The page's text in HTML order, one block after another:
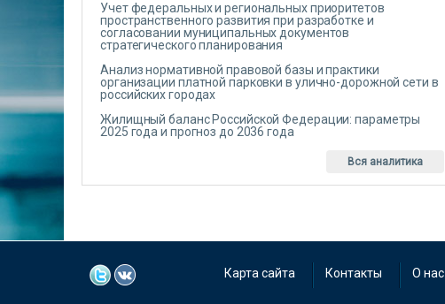
Учет федеральных и региональных приоритетов
пространственного развития при разработке и
согласовании муниципальных документов
стратегического планирования
Анализ нормативной правовой базы и практики
организации платной парковки в улично-дорожной сети в
российских городах
Жилищный баланс Российской Федерации: параметры
2025 года и прогноз до 2036 года
Вся аналитика
Карта сайта Контакты О нас